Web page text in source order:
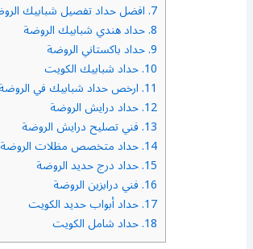
7. افضل حداد تفصيل شبابيك
8. حداد هندي شبابيك الروضة
9. حداد باكستاني الروضة
10. حداد شبابيك الكويت
11. ارخص حداد شبابيك في الروضة
12. حداد درايش الروضة
13. فني تصليح درايش الروضة
14. حداد متخصص مظلات الروضة
15. حداد درج حديد الروضة
16. فني درابزين الروضة
17. حداد أبواب حديد الكويت
18. حداد شامل الكويت